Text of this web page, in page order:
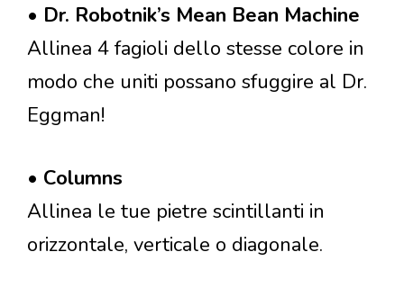
• Dr. Robotnik’s Mean Bean Machine
Allinea 4 fagioli dello stesse colore in
modo che uniti possano sfuggire al Dr.
Eggman!
• Columns
Allinea le tue pietre scintillanti in
orizzontale, verticale o diagonale.